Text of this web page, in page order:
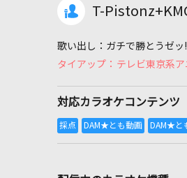
T-
ガチで勝とうゼ
テレビ東京系
対応カラオケコンテンツ